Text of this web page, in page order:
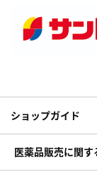
ショップガイド
医薬品販売に関